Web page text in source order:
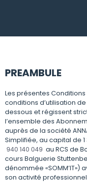
PREAMBULE
Les présentes
conditions d’utilisation
dessous et régissent
l’ensemble des
auprès de la société
Simplifiée, au capital de
940 140 049 au RCS de
cours Balguerie
dénommée
son activité